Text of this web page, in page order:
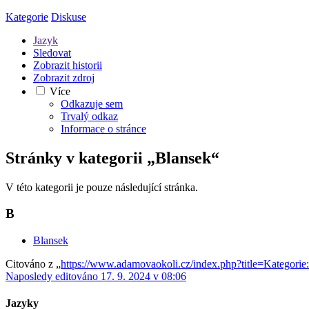
Kategorie Diskuse
Jazyk
Sledovat
Zobrazit historii
Zobrazit zdroj
Více
Odkazuje sem
Trvalý odkaz
Informace o stránce
Stránky v kategorii „Blansek“
V této kategorii je pouze následující stránka.
B
Blansek
Citováno z „https://www.adamovaokoli.cz/
Naposledy editováno 17. 9. 2024 v 08:06
Jazyky